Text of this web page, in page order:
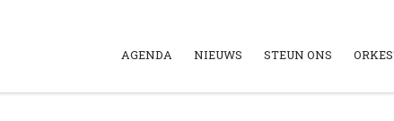
AGENDA NIEUWS STEUN ONS